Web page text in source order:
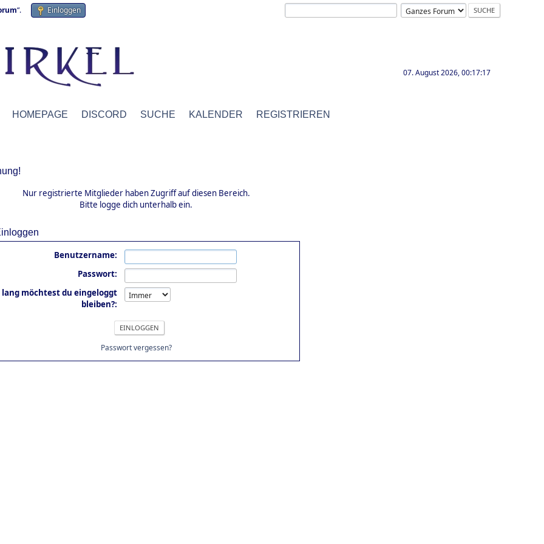
“. Einloggen
07. August 2026, 00:17:17
HOMEPAGE DISCORD SUCHE KALENDER REGISTRIEREN
Nur registrierte Mitglieder haben Zugriff auf diesen Bereich.
Bitte logge dich unterhalb ein.
Benutzername:
Passwort:
lang möchtest du eingeloggt
bleiben?:
Passwort vergessen?